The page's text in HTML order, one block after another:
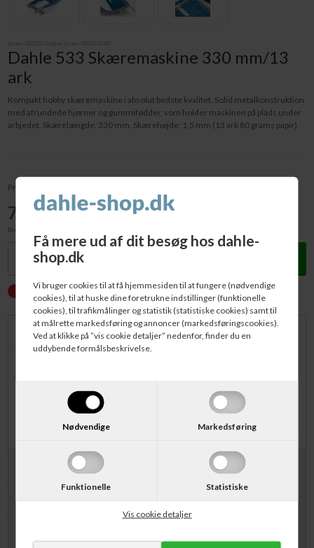
Få mere ud af dit besøg hos dahle-
shop.dk
Vi bruger cookies til at få hjemmesiden til at fungere (nødvendige
cookies), til at huske dine foretrukne indstillinger (funktionelle
cookies), til trafikmålinger og statistik (statistiske cookies) samt til
at målrette markedsføring og annoncer (markedsføringscookies).
Ved at klikke på ”vis cookie detaljer” nedenfor, finder du en
uddybende formålsbeskrivelse.
Nødvendige Markedsføring
Funktionelle Statistiske
Vis cookie detaljer
Dahle 533 Skæremaskine 330 mm/13
ark
Kompakt hobby skæremaskine i absolut bedste kvalitet. Solid metalkonstruktion
med afrundede hjørner og gummifødder, som holder maskinen på plads under
arbjedet. Skærelængde: 330 mm. Skærehøjde: 1,5 mm (13 ark 80 grams papir)
Pris v/1 stk - pr. stk:
795,00 DKK
Ekskl. moms
IKKE PÅ LAGER. Forventet levering: 12-14 dage
Beskrivelse
kan du skære op til 13 ark 80 grams papir ad gangen. Skærelængden på
330 mm giver dig mulighed for at skære A3 på den korte led! Arkene
holdes på plads med en manuel håndpresse. Anlægsbordet er inddelt i
Specifikationer
Skærelængde: 330 mm
PDF